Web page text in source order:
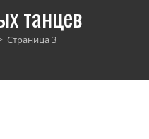
танцев
Страница 3